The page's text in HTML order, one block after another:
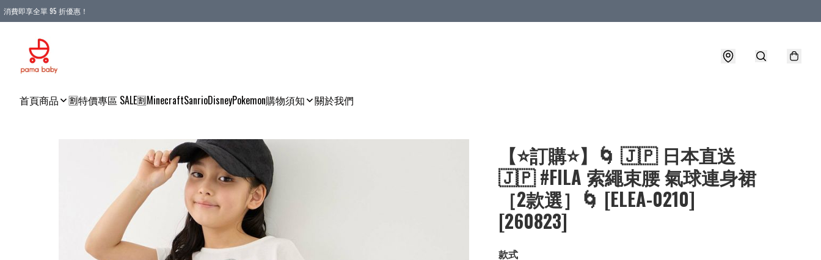
消費即享全單 95 折優惠！
首頁商品 🈹特價專區 SALE🈹MinecraftSanrioDisneyPokemon購物須知 關於我們
【⭐訂購⭐】🌀 🇯🇵 日本直送
🇯🇵 #FILA 索繩束腰 氣球連身裙
［2款選］🌀 [ELEA-0210]
[260823]
款式